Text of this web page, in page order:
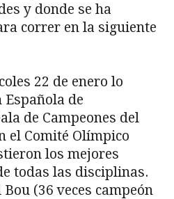
y donde se ha
correr en la siguiente
22 de enero lo
de
de Campeones del
el Comité Olímpico
los mejores
todas las disciplinas.
(36 veces campeón